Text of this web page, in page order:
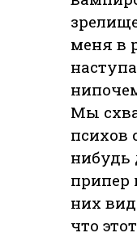
меня в
Мы
психов
нибудь
припер
них
что